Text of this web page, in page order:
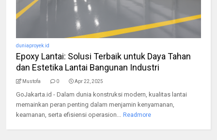
duniaproyek.id
Epoxy Lantai: Solusi Terbaik untuk Daya Tahan
dan Estetika Lantai Bangunan Industri
Mustofa 0 Apr 22, 2025
GoJakarta.id - Dalam dunia konstruksi modern, kualitas lantai
memainkan peran penting dalam menjamin kenyamanan,
keamanan, serta efisiensi operasion...
Readmore